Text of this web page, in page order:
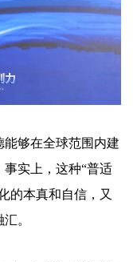
够在全球范围内建
事实上，这种“普适
的本真和自信，又
。